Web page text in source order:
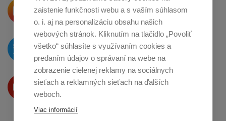
Krásne produkty si priamo hovoria
o zdieľanie naInstagrame
O novinkách píšeme
na Twitteri
Produkty Vám predstavujeme
naYoutube
zaistenie funkčnosti webu a s vaším súhlasom
o. i. aj na personalizáciu obsahu našich
webových stránok. Kliknutím na tlačidlo „Povoliť
všetko“ súhlasíte s využívaním cookies a
predaním údajov o správaní na webe na
zobrazenie cielenej reklamy na sociálnych
sieťach a reklamných sieťach na ďalších
weboch.
Viac informácií